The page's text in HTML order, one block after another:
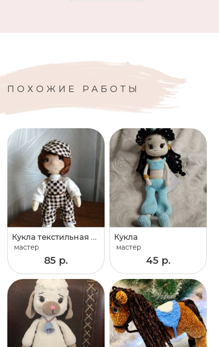
ПОХОЖИЕ РАБОТЫ
Кукла текстильная мальчик Степа ручной работы.
мастер
85 р.
Кукла
мастер
45 р.